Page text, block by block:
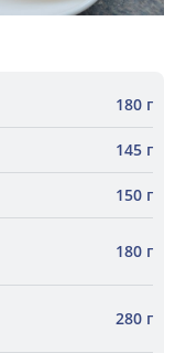
180 г
145 г
150 г
180 г
280 г